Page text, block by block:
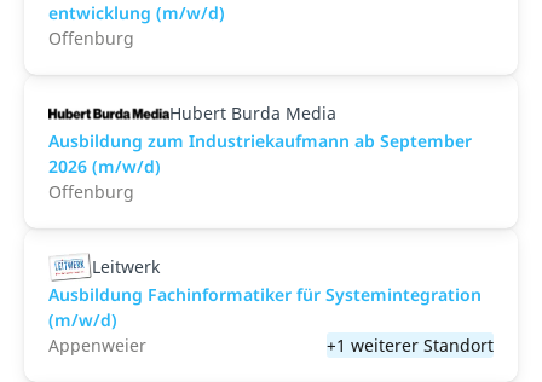
entwicklung (m/w/d)
Offenburg
Hubert Burda Media
Ausbildung zum Industriekaufmann ab September
2026 (m/w/d)
Offenburg
Leitwerk
Ausbildung Fachinformatiker für Systemintegration
(m/w/d)
Appenweier
+1 weiterer Standort